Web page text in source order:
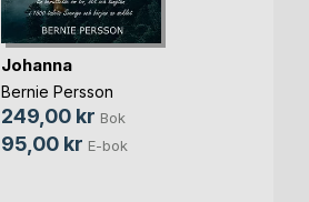
Johanna
Bernie Persson
249,00 kr Bok
95,00 kr E-bok